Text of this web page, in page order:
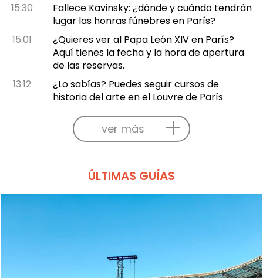
15:30
Fallece Kavinsky: ¿dónde y cuándo tendrán
lugar las honras fúnebres en París?
15:01
¿Quieres ver al Papa León XIV en París?
Aquí tienes la fecha y la hora de apertura
de las reservas.
13:12
¿Lo sabías? Puedes seguir cursos de
historia del arte en el Louvre de París
ver más
ÚLTIMAS GUÍAS